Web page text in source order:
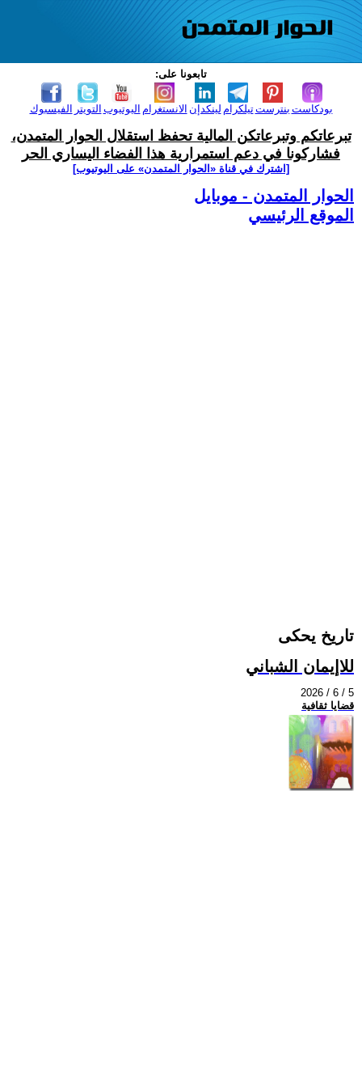
تابعونا على:
الفيسبوك التويتر اليوتيوب الانستغرام لينكدإن تيلكرامبنترست بودكاست
تبرعاتكم وتبرعاتكن المالية تحفظ استقلال الحوار المتمدن،
فشاركونا في دعم استمرارية هذا الفضاء اليساري الحر
[اشترك في قناة ‫«الحوار المتمدن» على اليوتيوب]
الحوار المتمدن - موبايل
الموقع الرئيسي
تاريخ يحكى
للاإيمان الشباني
2026 / 6 / 5
قضايا ثقافية